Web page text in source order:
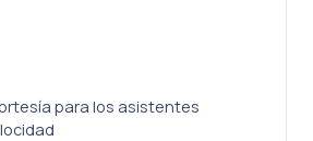
para los asistentes